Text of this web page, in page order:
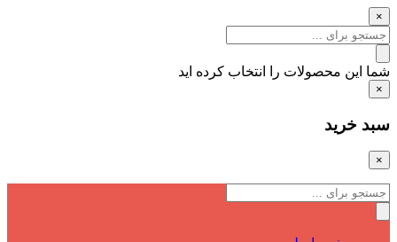
×
شما این محصولات را انتخاب کرده اید
×
سبد خرید
×